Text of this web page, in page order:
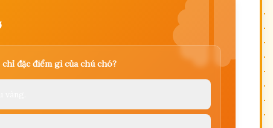
đặc điểm gì của chú chó?